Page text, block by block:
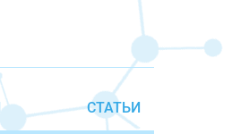
СТАТЬИ